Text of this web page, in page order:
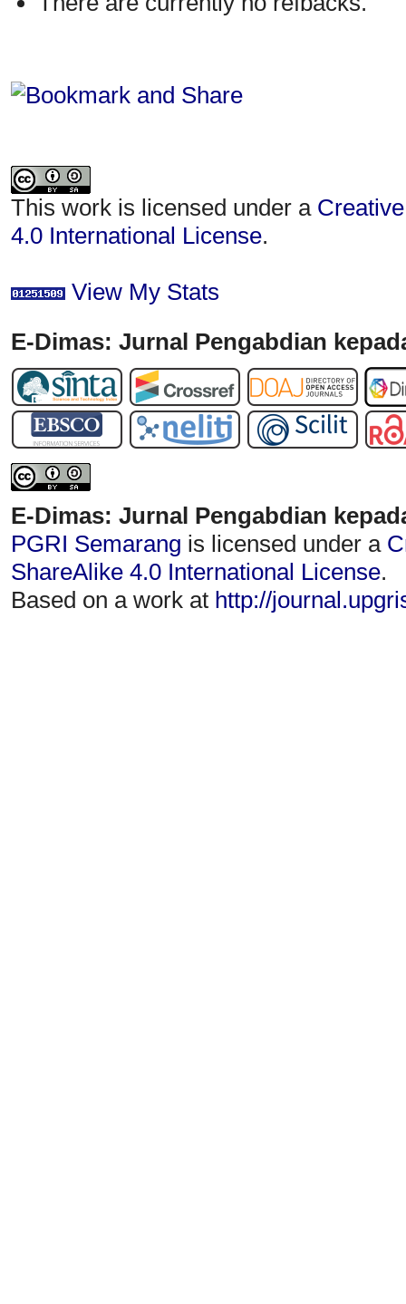
This work is licensed under a
4.0 International License.
View My Stats
E-Dimas: Jurnal Pengabdian
E-Dimas: Jurnal Pengabdian
PGRI Semarang is licensed under a
ShareAlike 4.0 International License.
Based on a work at http://